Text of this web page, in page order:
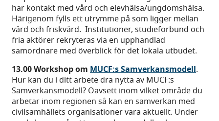
har kontakt med vård och elevhälsa/ungdomshälsa.
Härigenom fylls ett utrymme på som ligger mellan
vård och friskvård. Institutioner, studieförbund och
fria aktörer rekryteras via en upphandlad
samordnare med överblick för det lokala utbudet.
13.00Workshop om MUCF:s Samverkansmodell.
Hur kan du i ditt arbete dra nytta av MUCF:s
Samverkansmodell? Oavsett inom vilket område du
arbetar inom regionen så kan en samverkan med
civilsamhällets organisationer vara aktuellt. Under